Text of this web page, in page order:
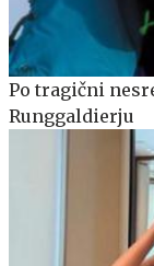
Po tragični
Runggaldierju